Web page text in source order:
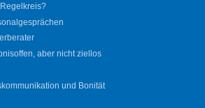
aber nicht ziellos
und Bonität